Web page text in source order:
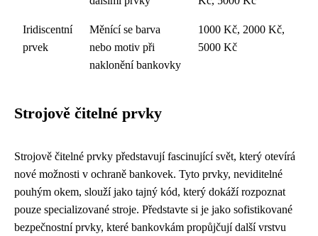
Iridiscentní
prvek
Měnící se barva
nebo motiv při
naklonění bankovky
1000 Kč, 2000 Kč,
5000 Kč
Strojově čitelné prvky
Strojově čitelné prvky představují fascinující svět, který otevírá
nové možnosti v ochraně bankovek. Tyto prvky, neviditelné
pouhým okem, slouží jako tajný kód, který dokáží rozpoznat
pouze specializované stroje. Představte si je jako sofistikované
bezpečnostní prvky, které bankovkám propůjčují další vrstvu